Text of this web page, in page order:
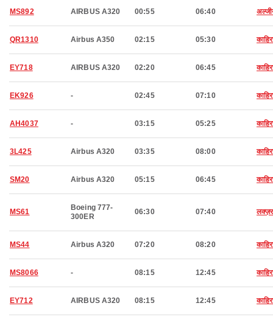
MS892 AIRBUS A320 00:55 06:40
QR1310 Airbus A350 02:15 05:30
EY718 AIRBUS A320 02:20 06:45
EK926 - 02:45 07:10
AH4037 - 03:15 05:25
3L425 Airbus A320 03:35 08:00
SM20 Airbus A320 05:15 06:45
MS61
Boeing 777-
300ER
06:30 07:40 लक्ज़र
MS44 Airbus A320 07:20 08:20
MS8066 - 08:15 12:45
EY712 AIRBUS A320 08:15 12:45